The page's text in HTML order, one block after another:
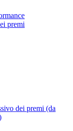
premi
dei premi (da